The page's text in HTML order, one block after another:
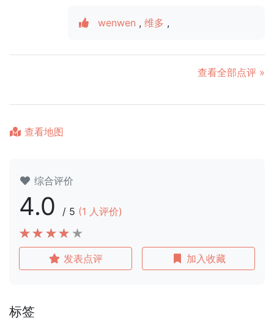
wenwen , 维多 ,
查看全部点评 »
查看地图
综合评价
4.0 / 5 (1 人评价)
发表点评 加入收藏
标签